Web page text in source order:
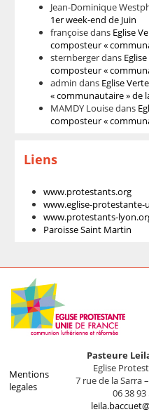
Jean-Dominique
1er week-end de Juin
françoisedans Eglise
composteur «
sternbergerdans
composteur «
admin dans Eglise
« communautaire » de
MAMDY Louisedans
composteur «
Liens
www.protestants.org
www.eglise-protestante-
www.protestants-
Paroisse Saint Martin
Mentions
legales
Pasteure
Eglise
7 rue de la Sarra
06 38 93